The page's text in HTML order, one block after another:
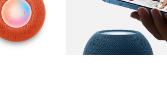
图库 图像 图库